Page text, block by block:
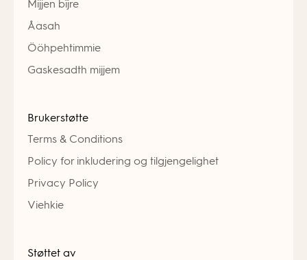
Mijjen bïjre
Åasah
Ööhpehtimmie
Gaskesadth mijjem
Brukerstøtte
Terms & Conditions
Policy for inkludering og tilgjengelighet
Privacy Policy
Viehkie
Støttet av